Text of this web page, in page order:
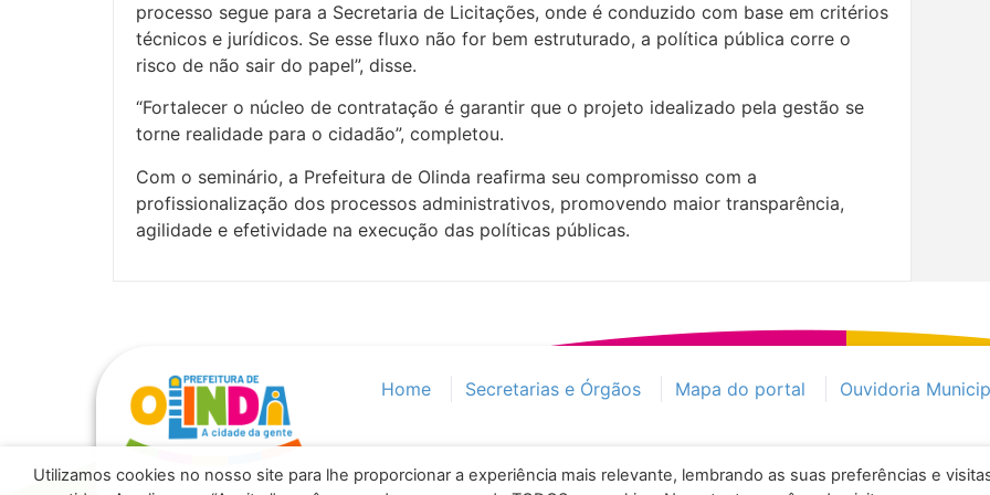
processo segue para a Secretaria de Licitações, onde é conduzido com base em critérios
técnicos e jurídicos. Se esse fluxo não for bem estruturado, a política pública corre o
risco de não sair do papel”, disse.
“Fortalecer o núcleo de contratação é garantir que o projeto idealizado pela gestão se
torne realidade para o cidadão”, completou.
Com o seminário, a Prefeitura de Olinda reafirma seu compromisso com a
profissionalização dos processos administrativos, promovendo maior transparência,
agilidade e efetividade na execução das políticas públicas.
Home Secretarias e Órgãos Mapa do portal Ouvidoria
Utilizamos cookies no nosso site para lhe proporcionar a experiência mais relevante, lembrando as suas preferências e